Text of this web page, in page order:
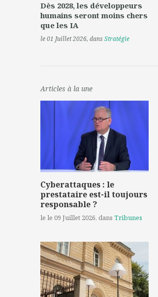
Dès 2028, les développeurs
humains seront moins chers
que les IA
le 01 Juillet 2026, dans Stratégie
Articles à la une
Cyberattaques : le
prestataire est-il toujours
responsable ?
le le 09 Juillet 2026, dans Tribunes